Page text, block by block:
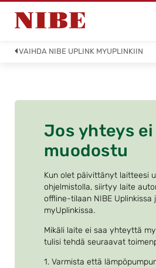
VAIHDA NIBE UPLINK MYUPLINKIIN
Jos yhteys ei
muodostu
Kun olet päivittänyt laitteesi
ohjelmistolla, siirtyy laite
offline-tilaan NIBE Uplinkissa
myUplinkissa.
Mikäli laite ei saa yhteyttä
tulisi tehdä seuraavat
1. Varmista että